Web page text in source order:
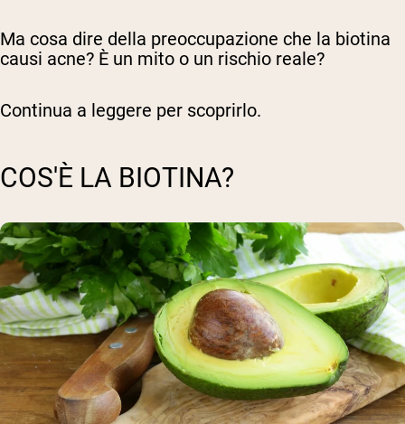
Ma cosa dire della preoccupazione che la biotina
causi acne? È un mito o un rischio reale?
Continua a leggere per scoprirlo.
COS'È LA BIOTINA?